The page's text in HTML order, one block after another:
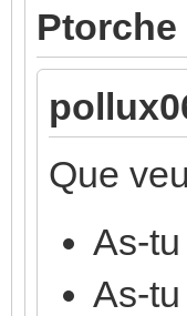
Ptorche
Que
As-
As-